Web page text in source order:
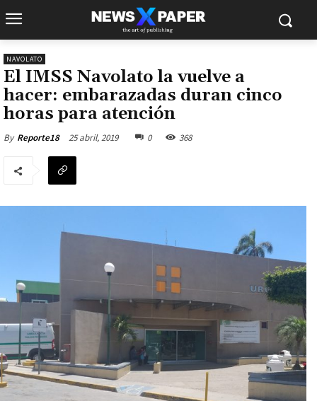
NAVOLATO
El IMSS Navolato la vuelve a
hacer: embarazadas duran cinco
horas para atención
By Reporte18 25 abril, 2019 0 368